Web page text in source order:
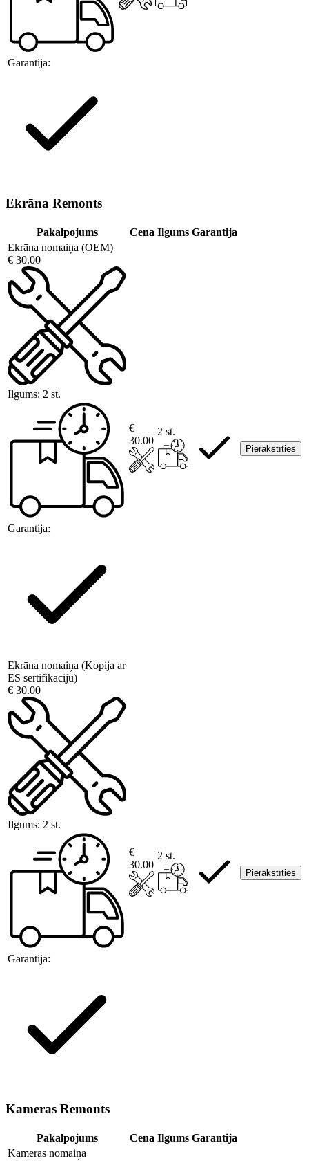
Garantija:
Ekrāna Remonts
Pakalpojums Cena Ilgums Garantija
Ekrāna nomaiņa (OEM)
€ 30.00
Ilgums: 2 st.
Garantija:
€
30.00
2 st.
Pierakstīties
Ekrāna nomaiņa (Kopija ar
ES sertifikāciju)
€ 30.00
Ilgums: 2 st.
Garantija:
€
30.00
2 st.
Pierakstīties
Kameras Remonts
Pakalpojums Cena Ilgums Garantija
Kameras nomaiņa